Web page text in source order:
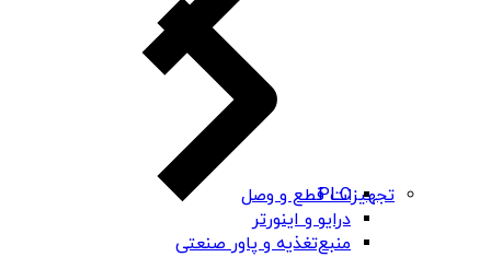
PLC
درایو و اینورتر
منبع‌تغذیه و پاور صنعتی
تجهیزات قطع و وصل